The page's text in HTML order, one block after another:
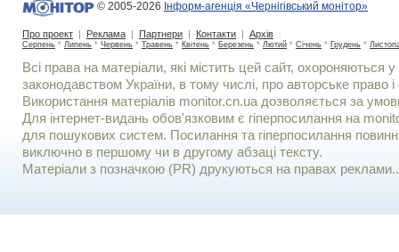
© 2005-2026 Інформ-агенція «Чернігівський монітор»
Про проект | Реклама | Партнери | Контакти | Архів :
Серпень * Липень * Червень * Травень * Квітень * Березень * Лютий * Січень * Грудень *
Всі права на матеріали, які містить цей сайт, охороняються у
законодавством України, в тому числі, про авторське право і
Використання матерiалiв monitor.cn.ua дозволяється за
Для iнтернет-видань обов'язковим є гiперпосилання на
для пошукових систем. Посилання та гіперпосилання
виключно в першому чи в другому абзаці тексту.
Матеріали з позначкою (PR) друкуються на правах реклами..